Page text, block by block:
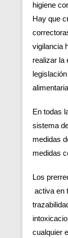
higiene
Hay que
vigilancia
realizar la
En todas
sistema
medidas
medidas
Los
activa en
cualquier